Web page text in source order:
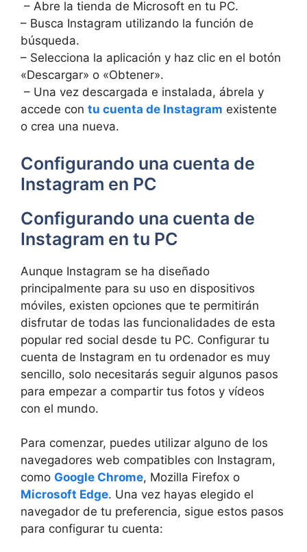
⁣ – Abre ‌la tienda de Microsoft en tu PC.
– Busca Instagram utilizando la función de
búsqueda.
– Selecciona ‌la aplicación y ‌haz clic en el botón
«Descargar» o «Obtener».
⁢ – Una vez descargada e instalada, ábrela⁣ y
accede con tu cuenta de Instagram existente
o​ crea una nueva.
Configurando‌ una ⁣cuenta de
Instagram​ en​ PC
Configurando una ‌cuenta de⁤
Instagram en tu PC
Aunque Instagram se ha diseñado
principalmente para su uso en dispositivos
móviles, existen opciones que ​te ⁣permitirán
disfrutar de todas las funcionalidades de esta
popular red social desde ‌tu ‍PC. Configurar tu
cuenta de Instagram en tu⁢ ordenador es muy
sencillo, solo necesitarás seguir algunos pasos‌
para empezar a ⁢compartir tus fotos ⁣y vídeos
con el mundo.
Para‍ comenzar, puedes utilizar alguno⁣ de los
navegadores web compatibles con Instagram,
como Google Chrome, Mozilla ⁢Firefox o⁤
Microsoft Edge. ‍Una vez hayas elegido el‍
navegador de‌ tu ​preferencia, sigue estos⁢ pasos
para configurar tu cuenta: